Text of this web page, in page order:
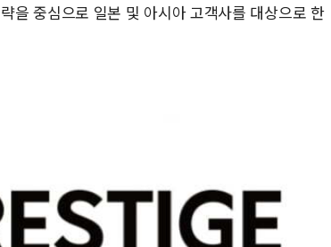
을 중심으로 일본 및 아시아 고객사를 대상으로 한